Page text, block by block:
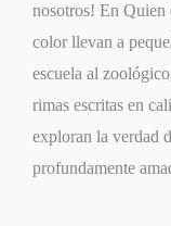
nosotros! En Quien
color llevan a
escuela al
rimas escritas en
exploran la verdad
profundamente